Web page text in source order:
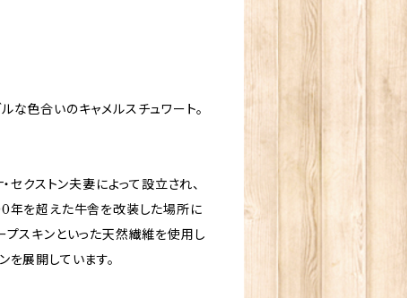
な色合いのキャメルスチュワート。
セクストン夫妻によって設立され、
年を超えた牛舎を改装した場所に
プスキンといった天然繊維を使用し
を展開しています。